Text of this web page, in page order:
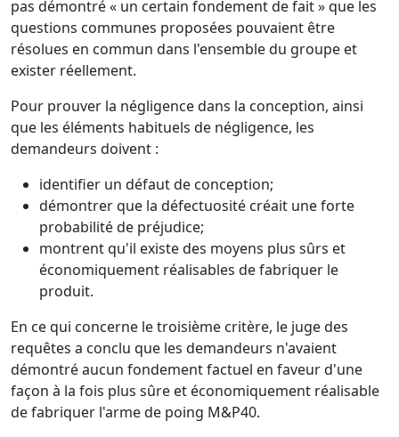
pas démontré « un certain fondement de fait » que les
questions communes proposées pouvaient être
résolues en commun dans l'ensemble du groupe et
exister réellement.
Pour prouver la négligence dans la conception, ainsi
que les éléments habituels de négligence, les
demandeurs doivent :
identifier un défaut de conception;
démontrer que la défectuosité créait une forte
probabilité de préjudice;
montrent qu'il existe des moyens plus sûrs et
économiquement réalisables de fabriquer le
produit.
En ce qui concerne le troisième critère, le juge des
requêtes a conclu que les demandeurs n'avaient
démontré aucun fondement factuel en faveur d'une
façon à la fois plus sûre et économiquement réalisable
de fabriquer l'arme de poing M&P40.